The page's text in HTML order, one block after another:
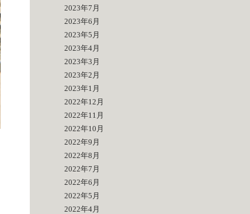
2023年7月
2023年6月
2023年5月
2023年4月
2023年3月
2023年2月
2023年1月
2022年12月
2022年11月
2022年10月
2022年9月
2022年8月
2022年7月
2022年6月
2022年5月
2022年4月